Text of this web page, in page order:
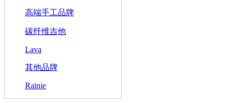
高端手工品牌
碳纤维吉他
Lava
其他品牌
Rainie